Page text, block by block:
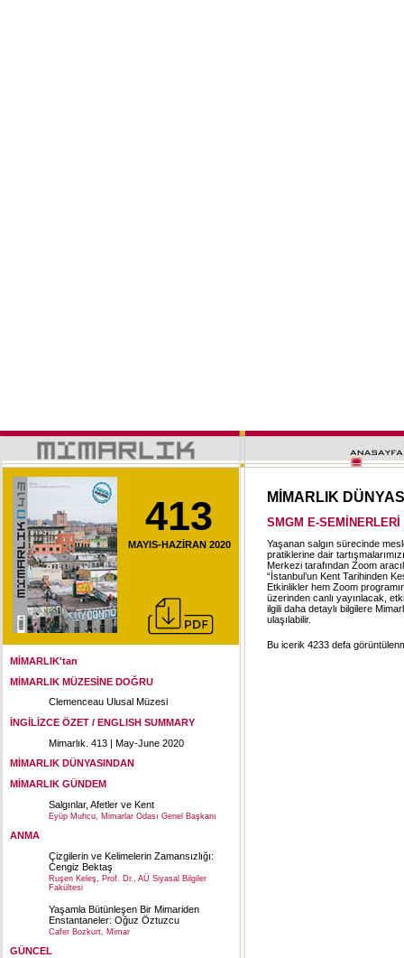
413
MAYIS-HAZİRAN 2020
MİMARLIK'tan
MİMARLIK MÜZESİNE DOĞRU
Clemenceau Ulusal Müzesi
İNGİLİZCE ÖZET / ENGLISH SUMMARY
Mimarlık. 413 | May-June 2020
MİMARLIK DÜNYASINDAN
MİMARLIK GÜNDEM
Salgınlar, Afetler ve Kent
Eyüp Muhcu, Mimarlar Odası Genel Başkanı
ANMA
Çizgilerin ve Kelimelerin Zamansızlığı:
Cengiz Bektaş
Ruşen Keleş, Prof. Dr., AÜ Siyasal Bilgiler
Fakültesi
Yaşamla Bütünleşen Bir Mimariden
Enstantaneler: Oğuz Öztuzcu
Cafer Bozkurt, Mimar
GÜNCEL
MİMARLIK
SMGM E-
Yaşanan salgın sürecinde
pratiklerine dair
Merkezi tarafından Zoom
“İstanbul’un Kent Tarihinden
Etkinlikler hem Zoom
üzerinden canlı yayınlacak,
ilgili daha detaylı bilgilere
ulaşılabilir.
Bu icerik 4233 defa